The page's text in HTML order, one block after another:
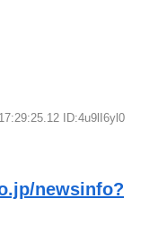
ID:4u9lI6yl0
newsinfo?